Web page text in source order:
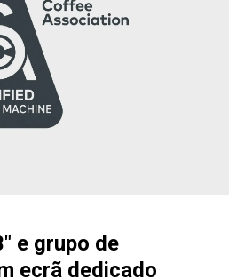
e grupo de
ecrã dedicado